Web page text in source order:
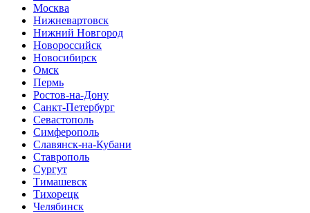
Москва
Нижневартовск
Нижний Новгород
Новороссийск
Новосибирск
Омск
Пермь
Ростов-на-Дону
Санкт-Петербург
Севастополь
Симферополь
Славянск-на-Кубани
Ставрополь
Сургут
Тимашевск
Тихорецк
Челябинск